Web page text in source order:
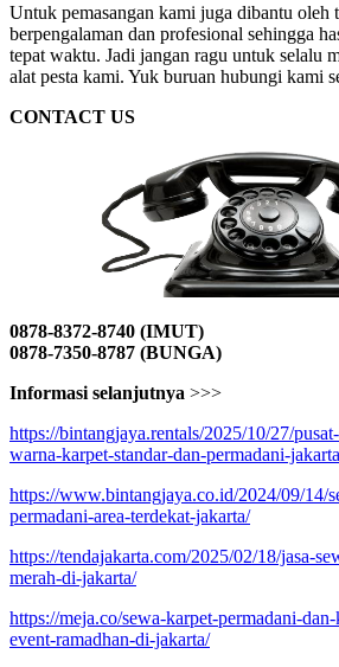
Untuk pemasangan kami juga dibantu oleh
berpengalaman dan profesional sehingga
tepat waktu. Jadi jangan ragu untuk selalu
alat pesta kami. Yuk buruan hubungi kami
CONTACT US
0878-8372-8740 (IMUT)
0878-7350-8787 (BUNGA)
Informasi selanjutnya >>>
https://bintangjaya.rentals/2025/10/27/
warna-karpet-standar-dan-permadani-
https://www.bintangjaya.co.id/2024/09/14/
permadani-area-terdekat-jakarta/
https://tendajakarta.com/2025/02/18/jasa-
merah-di-jakarta/
https://meja.co/sewa-karpet-permadani-
event-ramadhan-di-jakarta/